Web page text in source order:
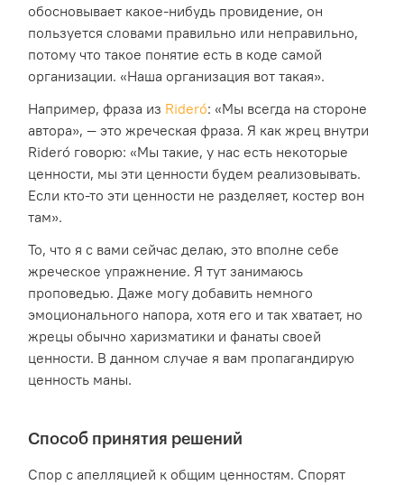
обосновывает какое-нибудь провидение, он
пользуется словами правильно или неправильно,
потому что такое понятие есть в коде самой
организации. «Наша организация вот такая».
Например, фраза из Rideró: «Мы всегда на стороне
автора», — это жреческая фраза. Я как жрец внутри
Rideró говорю: «Мы такие, у нас есть некоторые
ценности, мы эти ценности будем реализовывать.
Если кто-то эти ценности не разделяет, костер вон
там».
То, что я с вами сейчас делаю, это вполне себе
жреческое упражнение. Я тут занимаюсь
проповедью. Даже могу добавить немного
эмоционального напора, хотя его и так хватает, но
жрецы обычно харизматики и фанаты своей
ценности. В данном случае я вам пропагандирую
ценность маны.
Способ принятия решений
Спор с апелляцией к общим ценностям. Спорят